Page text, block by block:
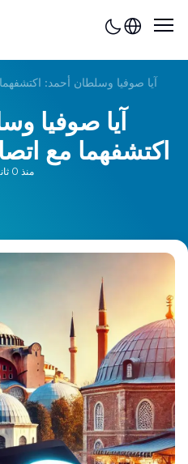
آيا صوفيا وسلطان أحمد:
آيا صوفيا
اكتشفهما مع
منذ 0 ثانية